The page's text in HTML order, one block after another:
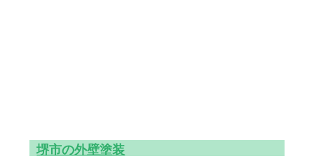
堺市の外壁塗装